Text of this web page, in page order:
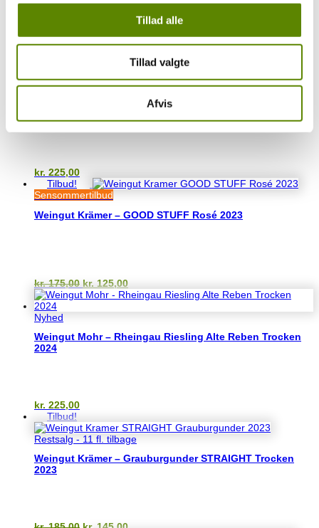
Tillad alle
Tillad valgte
Afvis
Måske nogle af disse vine også kunne have din
Weingut Krämer – RED STUFF Cuvée Rot 2022
kr. 225,00
Tilbud!
Sensommertilbud
Weingut Krämer – GOOD STUFF Rosé 2023
kr.175,00 Den
oprindelige
kr. 125,00Den
aktuelle
Nyhed
Weingut Mohr – Rheingau Riesling Alte Reben Trocken
2024
kr. 225,00
Tilbud!
Restsalg - 11 fl. tilbage
Weingut Krämer – Grauburgunder STRAIGHT Trocken
2023